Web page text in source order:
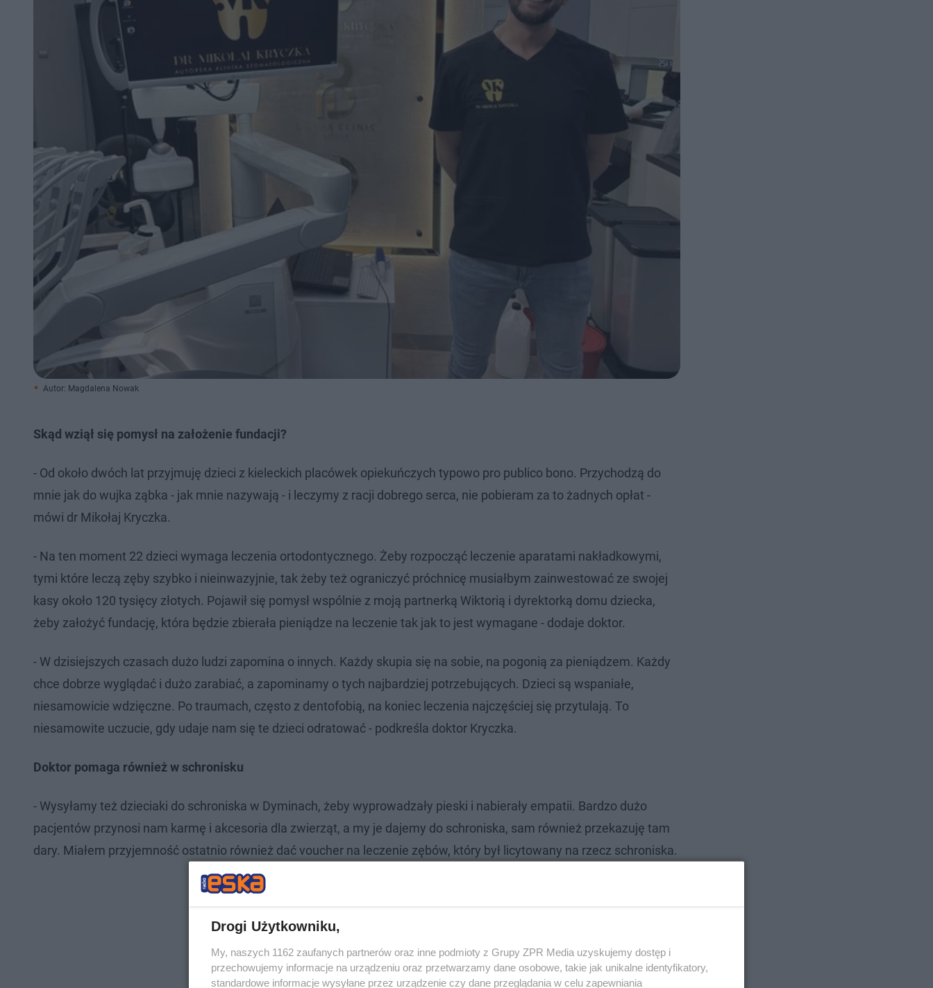
Autor: Magdalena Nowak
Skąd wziął się pomysł na założenie fundacji?
- Od około dwóch lat przyjmuję dzieci z kieleckich placówek opiekuńczych typowo pro publico bono. Przychodzą do
mnie jak do wujka ząbka - jak mnie nazywają - i leczymy z racji dobrego serca, nie pobieram za to żadnych opłat -
mówi dr Mikołaj Kryczka.
- Na ten moment 22 dzieci wymaga leczenia ortodontycznego. Żeby rozpocząć leczenie aparatami nakładkowymi,
tymi które leczą zęby szybko i nieinwazyjnie, tak żeby też ograniczyć próchnicę musiałbym zainwestować ze swojej
kasy około 120 tysięcy złotych. Pojawił się pomysł wspólnie z moją partnerką Wiktorią i dyrektorką domu dziecka,
żeby założyć fundację, która będzie zbierała pieniądze na leczenie tak jak to jest wymagane - dodaje doktor.
- W dzisiejszych czasach dużo ludzi zapomina o innych. Każdy skupia się na sobie, na pogonią za pieniądzem. Każdy
chce dobrze wyglądać i dużo zarabiać, a zapominamy o tych najbardziej potrzebujących. Dzieci są wspaniałe,
niesamowicie wdzięczne. Po traumach, często z dentofobią, na koniec leczenia najczęściej się przytulają. To
niesamowite uczucie, gdy udaje nam się te dzieci odratować - podkreśla doktor Kryczka.
Doktor pomaga również w schronisku
- Wysyłamy też dzieciaki do schroniska w Dyminach, żeby wyprowadzały pieski i nabierały empatii. Bardzo dużo
pacjentów przynosi nam karmę i akcesoria dla zwierząt, a my je dajemy do schroniska, sam również przekazuję tam
dary. Miałem przyjemność ostatnio również dać voucher na leczenie zębów, który był licytowany na rzecz schroniska.
Drogi Użytkowniku,
My, naszych 1162 zaufanych partnerów oraz inne podmioty z Grupy ZPR Media uzyskujemy dostęp i
przechowujemy informacje na urządzeniu oraz przetwarzamy dane osobowe, takie jak unikalne identyfikatory,
standardowe informacje wysyłane przez urządzenie czy dane przeglądania w celu zapewniania